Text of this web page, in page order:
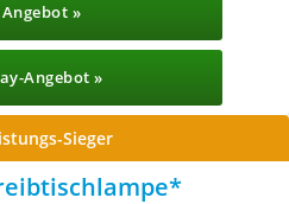
»
Angebot »
Sieger